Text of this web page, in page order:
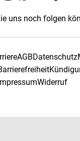
uns noch folgen
AGBDatenschutz
Widerruf